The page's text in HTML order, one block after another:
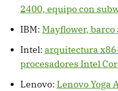
2400, equipo con
IBM: Mayflower,
Intel: arquitectura
procesadores Intel
Lenovo: Lenovo Yoga